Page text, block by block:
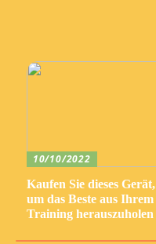
10/10/2022
Kaufen Sie dieses Gerät,
um das Beste aus Ihrem
Training herauszuholen